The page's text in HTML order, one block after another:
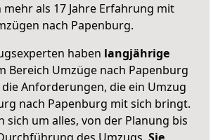
mehr als 17 Jahre Erfahrung mit
nach Papenburg.
haben langjährige
Bereich Umzüge nach Papenburg
Anforderungen, die ein Umzug
nach Papenburg mit sich bringt.
sich um alles, von der Planung bis